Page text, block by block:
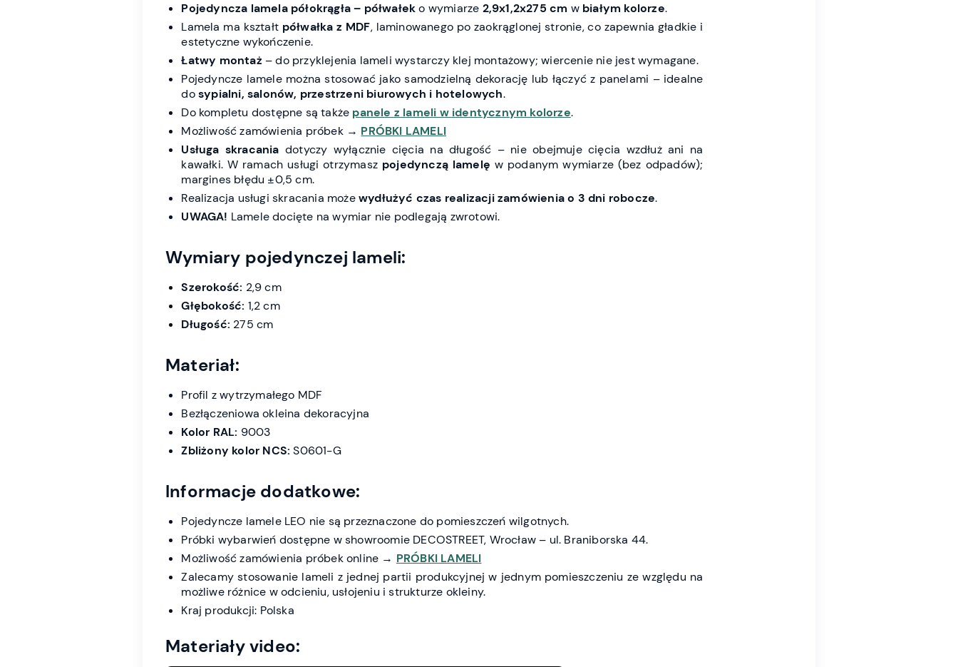
Pojedyncza lamela półokrągła – półwałeko wymiarze 2,9x1,2x275 cm w białym kolorze.
Lamela ma kształt półwałka z MDF, laminowanego po zaokrąglonej stronie, co zapewnia gładkie i
estetyczne wykończenie.
Łatwy montaż – do przyklejenia lameli wystarczy klej montażowy; wiercenie nie jest wymagane.
Pojedyncze lamele można stosować jako samodzielną dekorację lub łączyć z panelami – idealne
dosypialni, salonów, przestrzeni biurowych i hotelowych.
Do kompletu dostępne są także panele z lameli w identycznym kolorze.
Możliwość zamówienia próbek → PRÓBKI LAMELI
Usługa skracania dotyczy wyłącznie cięcia na długość – nie obejmuje cięcia wzdłuż ani na
kawałki. W ramach usługi otrzymasz pojedynczą lamelę w podanym wymiarze (bez odpadów);
margines błędu ±0,5 cm.
Realizacja usługi skracania możewydłużyć czas realizacji zamówienia o 3 dni robocze.
UWAGA! Lamele docięte na wymiar nie podlegają zwrotowi.
Wymiary pojedynczej lameli:
Szerokość: 2,9 cm
Głębokość: 1,2 cm
Długość: 275 cm
Materiał:
Profil z wytrzymałego MDF
Bezłączeniowa okleina dekoracyjna
Kolor RAL: 9003
Zbliżony kolor NCS: S0601-G
Informacje dodatkowe:
Pojedyncze lamele LEO nie są przeznaczone do pomieszczeń wilgotnych.
Próbki wybarwień dostępne w showroomie DECOSTREET, Wrocław – ul. Braniborska 44.
Możliwość zamówienia próbek online → PRÓBKI LAMELI
Zalecamy stosowanie lameli z jednej partii produkcyjnej w jednym pomieszczeniu ze względu na
możliwe różnice w odcieniu, usłojeniu i strukturze okleiny.
Kraj produkcji: Polska
Materiały video: